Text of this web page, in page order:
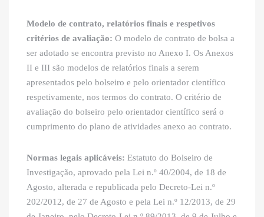
Modelo de contrato, relatórios finais e respetivos
critérios de avaliação: O modelo de contrato de bolsa a
ser adotado se encontra previsto no Anexo I. Os Anexos
II e III são modelos de relatórios finais a serem
apresentados pelo bolseiro e pelo orientador científico
respetivamente, nos termos do contrato. O critério de
avaliação do bolseiro pelo orientador científico será o
cumprimento do plano de atividades anexo ao contrato.
Normas legais aplicáveis: Estatuto do Bolseiro de
Investigação, aprovado pela Lei n.º 40/2004, de 18 de
Agosto, alterada e republicada pelo Decreto-Lei n.º
202/2012, de 27 de Agosto e pela Lei n.º 12/2013, de 29